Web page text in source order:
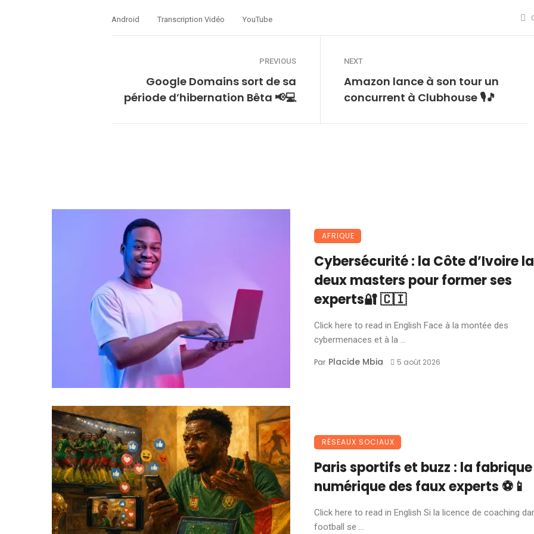
Android Transcription Vidéo YouTube 0
PREVIOUS
Google Domains sort de sa
période d’hibernation Bêta 📢💻
NEXT
Amazon lance à son tour un
concurrent à Clubhouse 🎙️🎵
AFRIQUE
Cybersécurité : la Côte d’Ivoire
deux masters pour former ses
experts🔐 🇨🇮
Click here to read in English Face à la montée des
cybermenaces et à la ...
Par Placide Mbia 5 août 2026
RÉSEAUX SOCIAUX
Paris sportifs et buzz : la fabrique
numérique des faux experts ⚽📱
Click here to read in English Si la licence de coaching
football se ...